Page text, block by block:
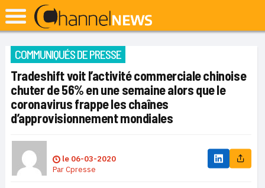
COMMUNIQUÉS DE PRESSE
Tradeshift voit l’activité commerciale chinoise
chuter de 56% en une semaine alors que le
coronavirus frappe les chaînes
d’approvisionnement mondiales
le 06-03-2020
ParCpresse